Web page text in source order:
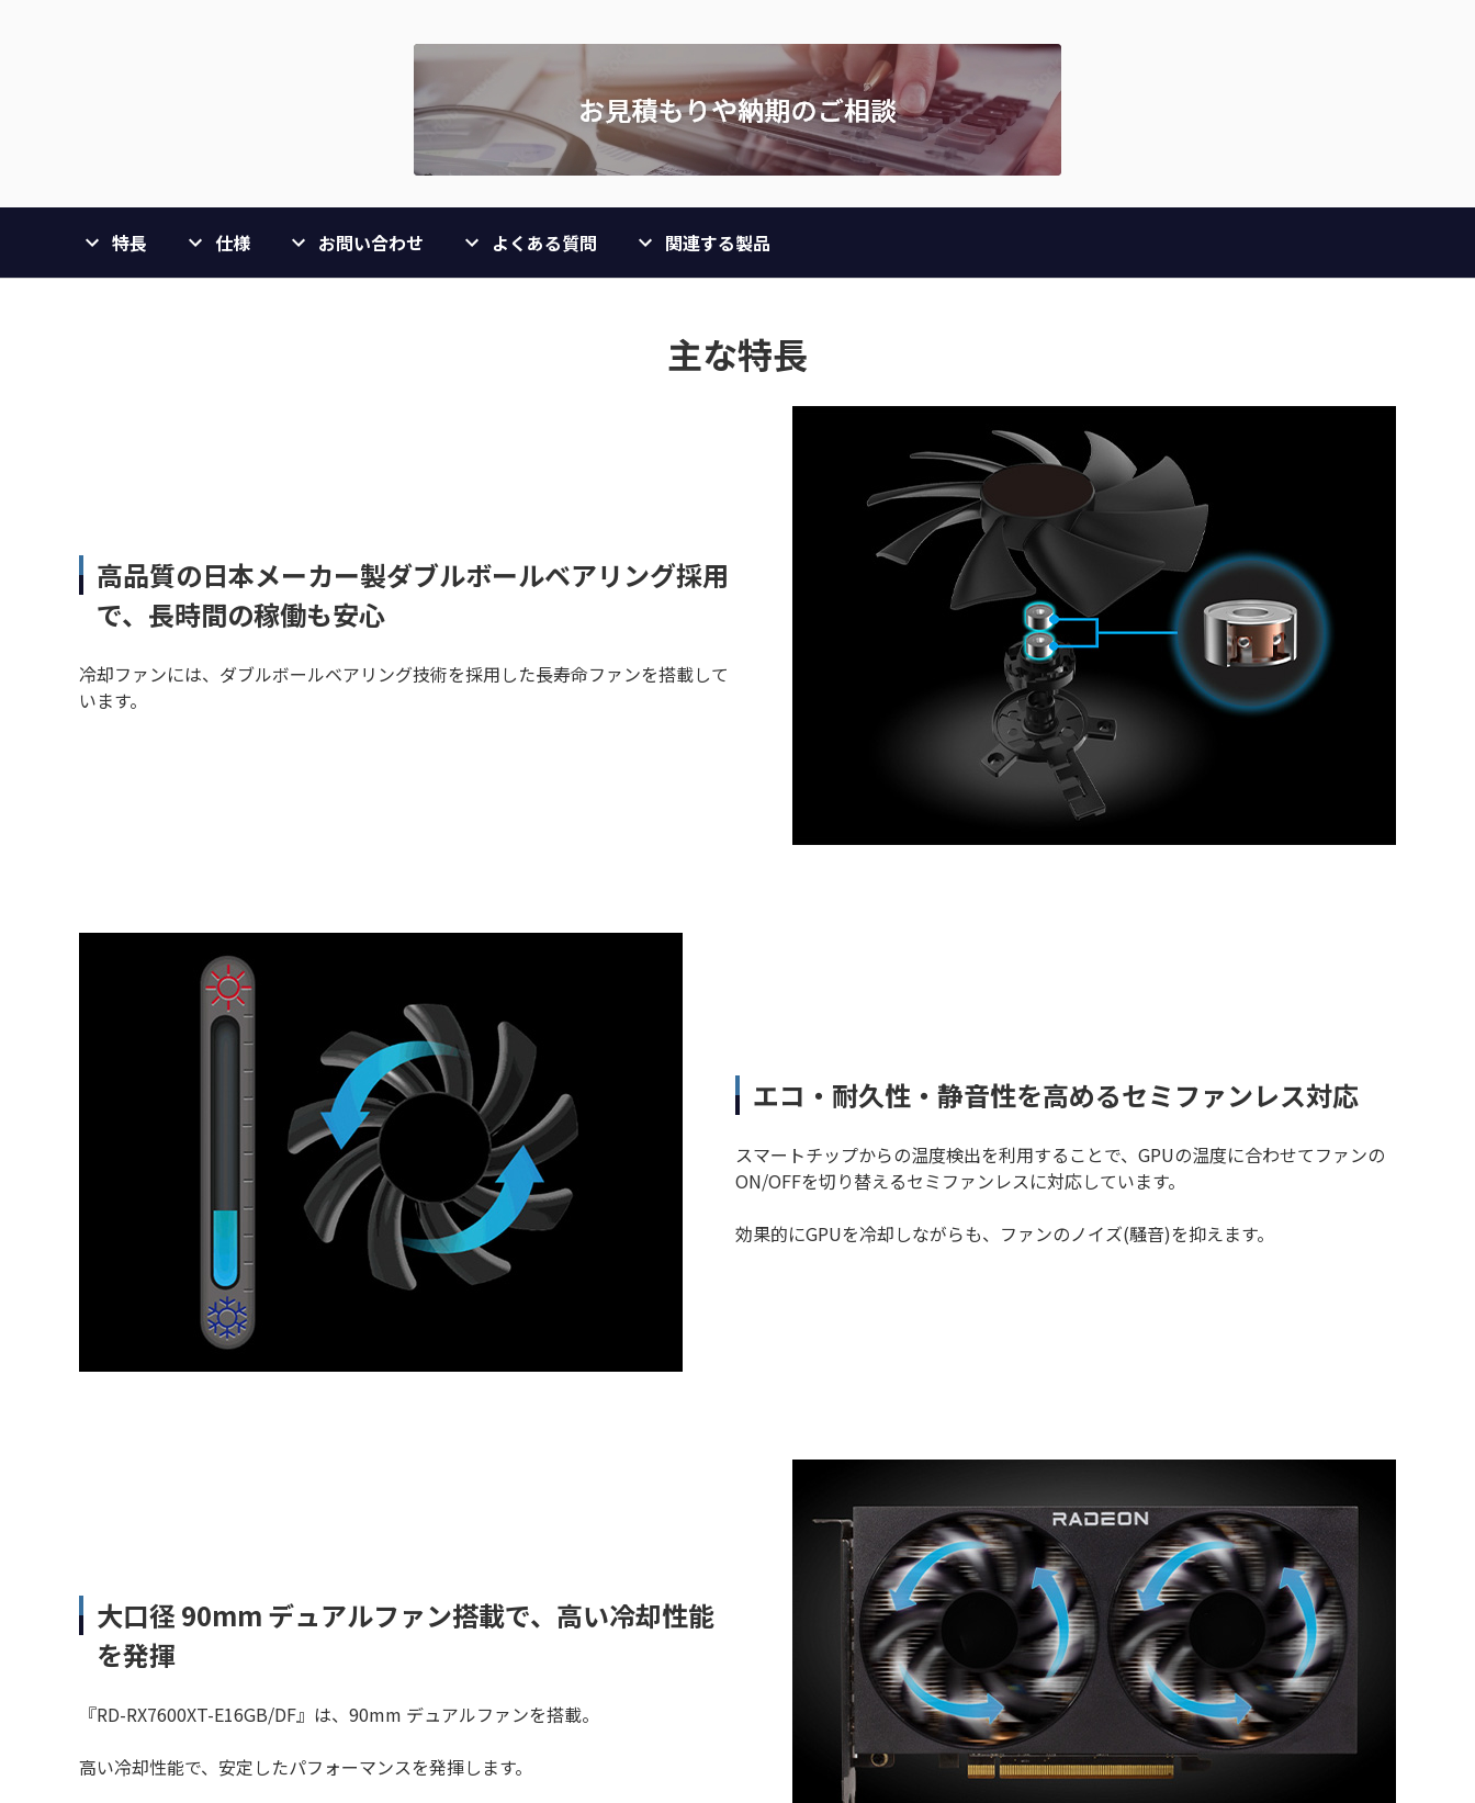
特長 仕様 お問い合わせ よくある質問 関連する製品
主な特長
高品質の日本メーカー製ダブルボールベアリング採用
で、長時間の稼働も安心
冷却ファンには、ダブルボールベアリング技術を採用した長寿命ファンを搭載して
います。
エコ・耐久性・静音性を高めるセミファンレス対応
スマートチップからの温度検出を利用することで、GPUの温度に合わせてファンの
ON/OFFを切り替えるセミファンレスに対応しています。
効果的にGPUを冷却しながらも、ファンのノイズ(騒音)を抑えます。
大口径 90mm デュアルファン搭載で、高い冷却性能
を発揮
『RD-RX7600XT-E16GB/DF』は、90mm デュアルファンを搭載。
高い冷却性能で、安定したパフォーマンスを発揮します。